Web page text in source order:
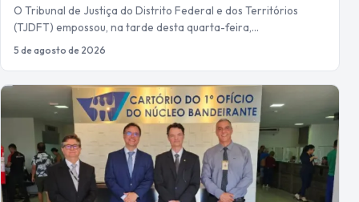
O Tribunal de Justiça do Distrito Federal e dos Territórios
(TJDFT) empossou, na tarde desta quarta-feira,…
5 de agosto de 2026